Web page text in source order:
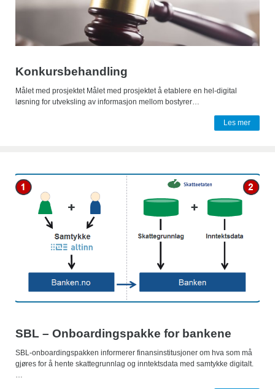
Konkursbehandling
Målet med prosjektet Målet med prosjektet å etablere en hel-digital
løsning for utveksling av informasjon mellom bostyrer…
Les mer
SBL – Onboardingspakke for bankene
SBL-onboardingspakken informerer finansinstitusjoner om hva som må
gjøres for å hente skattegrunnlag og inntektsdata med samtykke digitalt.
…